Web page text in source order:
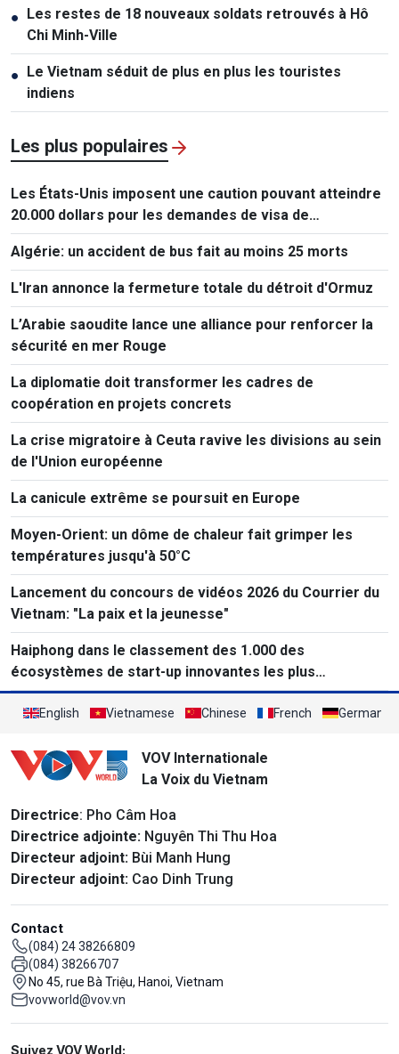
● Les restes de 18 nouveaux soldats retrouvés à Hô
Chi Minh-Ville
● Le Vietnam séduit de plus en plus les touristes
indiens
Les plus populaires
Les États-Unis imposent une caution pouvant atteindre
20.000 dollars pour les demandes de visa de
ressortissants de 50 pays
Algérie: un accident de bus fait au moins 25 morts
L'Iran annonce la fermeture totale du détroit d'Ormuz
L’Arabie saoudite lance une alliance pour renforcer la
sécurité en mer Rouge
La diplomatie doit transformer les cadres de
coopération en projets concrets
La crise migratoire à Ceuta ravive les divisions au sein
de l'Union européenne
La canicule extrême se poursuit en Europe
Moyen-Orient: un dôme de chaleur fait grimper les
températures jusqu'à 50°C
Lancement du concours de vidéos 2026 du Courrier du
Vietnam: "La paix et la jeunesse"
Haiphong dans le classement des 1.000 des
écosystèmes de start-up innovantes les plus
performants au monde
English Vietnamese Chinese French German
VOV Internationale
La Voix du Vietnam
Directrice: Pho Câm Hoa
Directrice adjointe: Nguyên Thi Thu Hoa
Directeur adjoint: Bùi Manh Hung
Directeur adjoint: Cao Dinh Trung
Contact
(084) 24 38266809
(084) 38266707
No 45, rue Bà Triệu, Hanoi, Vietnam
vovworld@vov.vn
Suivez VOV World: